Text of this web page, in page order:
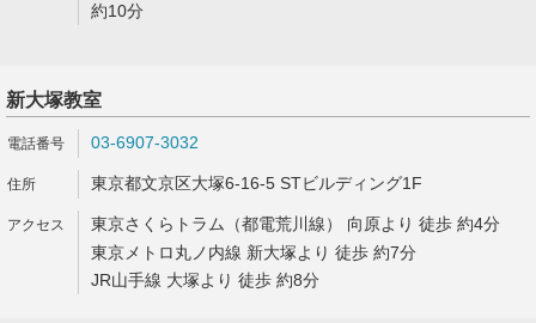
約10分
新大塚教室
03-6907-3032
東京都文京区大塚6-16-5 STビルディング1F
東京さくらトラム（都電荒川線） 向原より 徒歩 約4分
東京メトロ丸ノ内線 新大塚より 徒歩 約7分
JR山手線 大塚より 徒歩 約8分